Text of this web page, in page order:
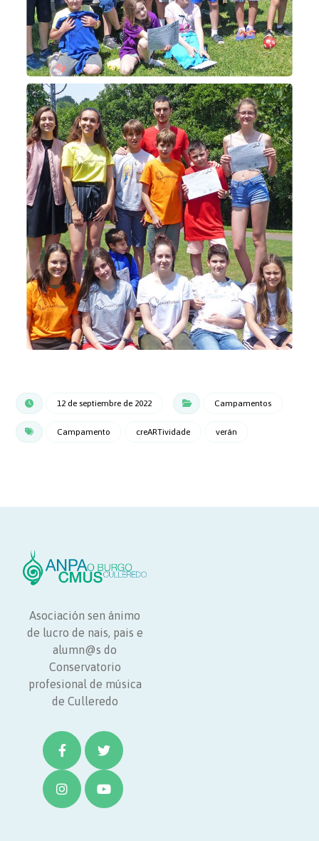
12 de septiembre de 2022 Campamentos
Campamento creARTividade verán
Asociación sen ánimo
de lucro de nais, pais e
alumn@s do
Conservatorio
profesional de música
de Culleredo